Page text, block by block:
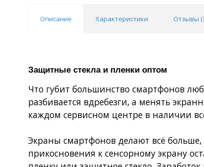
Описание Характеристики Отзывы (
Защитные стекла и пленки оптом
Что губит большинство смартфонов
разбивается вдребезги, а менять
каждом сервисном центре в наличии
Экраны смартфонов делают всё
прикосновения к сенсорному экрану